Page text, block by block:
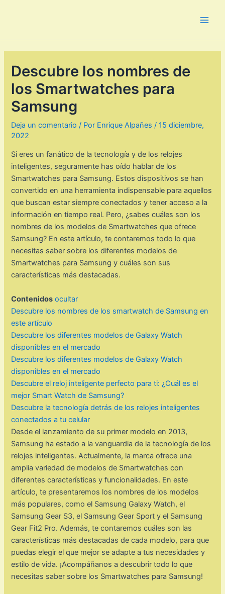
Descubre los nombres de
los Smartwatches para
Samsung
Deja un comentario / Por Enrique Alpañes/15 diciembre,
2022
Si eres un fanático de la tecnología y de los relojes
inteligentes, seguramente has oído hablar de los
Smartwatches para Samsung. Estos dispositivos se han
convertido en una herramienta indispensable para aquellos
que buscan estar siempre conectados y tener acceso a la
información en tiempo real. Pero, ¿sabes cuáles son los
nombres de los modelos de Smartwatches que ofrece
Samsung? En este artículo, te contaremos todo lo que
necesitas saber sobre los diferentes modelos de
Smartwatches para Samsung y cuáles son sus
características más destacadas.
Contenidos ocultar
Descubre los nombres de los smartwatch de Samsung en
este artículo
Descubre los diferentes modelos de Galaxy Watch
disponibles en el mercado
Descubre los diferentes modelos de Galaxy Watch
disponibles en el mercado
Descubre el reloj inteligente perfecto para ti: ¿Cuál es el
mejor Smart Watch de Samsung?
Descubre la tecnología detrás de los relojes inteligentes
conectados a tu celular
Desde el lanzamiento de su primer modelo en 2013,
Samsung ha estado a la vanguardia de la tecnología de los
relojes inteligentes. Actualmente, la marca ofrece una
amplia variedad de modelos de Smartwatches con
diferentes características y funcionalidades. En este
artículo, te presentaremos los nombres de los modelos
más populares, como el Samsung Galaxy Watch, el
Samsung Gear S3, el Samsung Gear Sport y el Samsung
Gear Fit2 Pro. Además, te contaremos cuáles son las
características más destacadas de cada modelo, para que
puedas elegir el que mejor se adapte a tus necesidades y
estilo de vida. ¡Acompáñanos a descubrir todo lo que
necesitas saber sobre los Smartwatches para Samsung!